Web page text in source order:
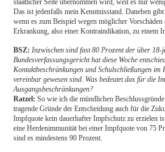
staatlicher Seite übernommen wird, weil es nur
Das ist jedenfalls mein Kenntnisstand. Daneben
wenn es zum Beispiel wegen möglicher
Erkrankung, also einer Kontraindikation, zu einem
BSZ: Inzwischen sind fast 80 Prozent der über
Bundesverfassungsgericht hat diese Woche
Kontaktbeschränkungen und Schulschließungen
vereinbar gewesen sind. Was bedeutet das für die
Ausgangsbeschränkungen?
Ratzel: So wie ich die mündlichen
tragende Gründe der Entscheidung auch für die
Impfquote kein dauerhafter Impfschutz zu erzielen
eine Herdenimmunität bei einer Impfquote von 75
sind es mindestens 90 Prozent.